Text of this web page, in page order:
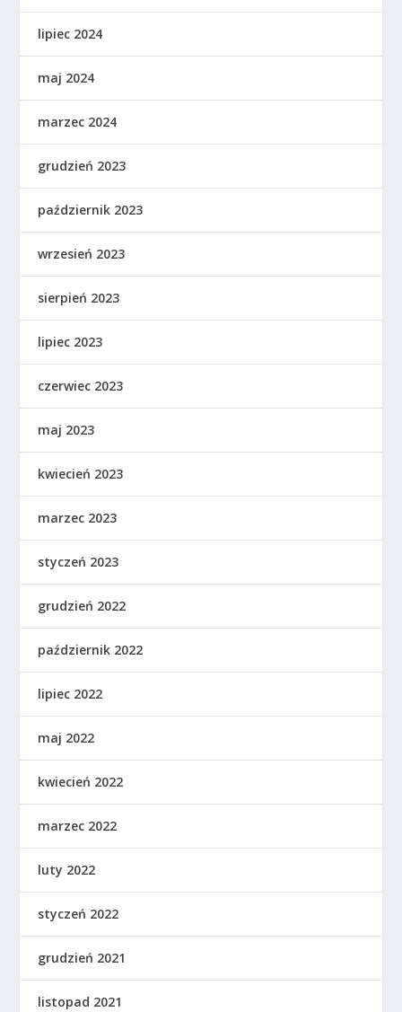
lipiec 2024
maj 2024
marzec 2024
grudzień 2023
październik 2023
wrzesień 2023
sierpień 2023
lipiec 2023
czerwiec 2023
maj 2023
kwiecień 2023
marzec 2023
styczeń 2023
grudzień 2022
październik 2022
lipiec 2022
maj 2022
kwiecień 2022
marzec 2022
luty 2022
styczeń 2022
grudzień 2021
listopad 2021